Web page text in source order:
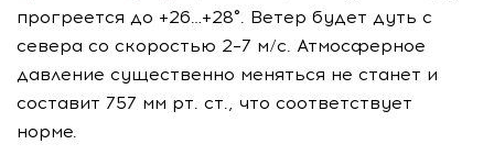
прогреется до +26…+28°. Ветер будет дуть с
севера со скоростью 2–7 м/с. Атмосферное
давление существенно меняться не станет и
составит 757 мм рт. ст., что соответствует
норме.